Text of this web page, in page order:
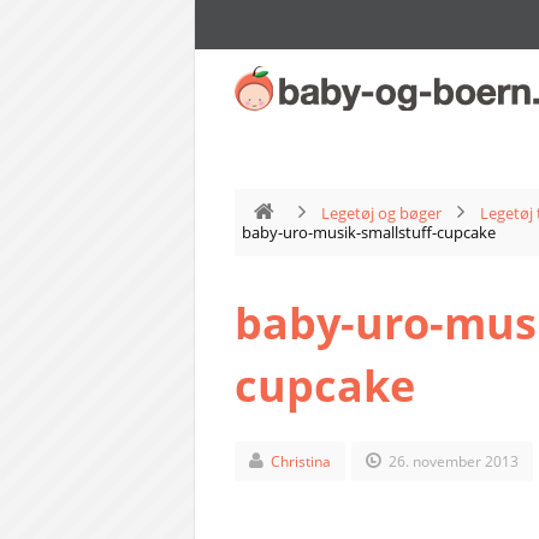
Legetøj og bøger
Legetøj
baby-uro-musik-smallstuff-cupcake
baby-uro-
cupcake
Christina 26. november 2013